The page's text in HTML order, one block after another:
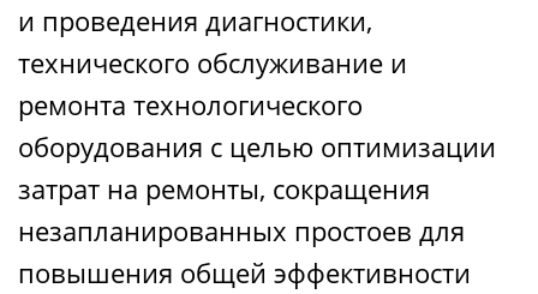
и проведения диагностики,
технического обслуживание и
ремонта технологического
оборудования с целью оптимизации
затрат на ремонты, сокращения
незапланированных простоев для
повышения общей эффективности